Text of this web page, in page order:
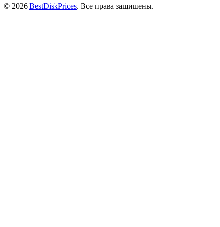
© 2026 BestDiskPrices. Все права защищены.